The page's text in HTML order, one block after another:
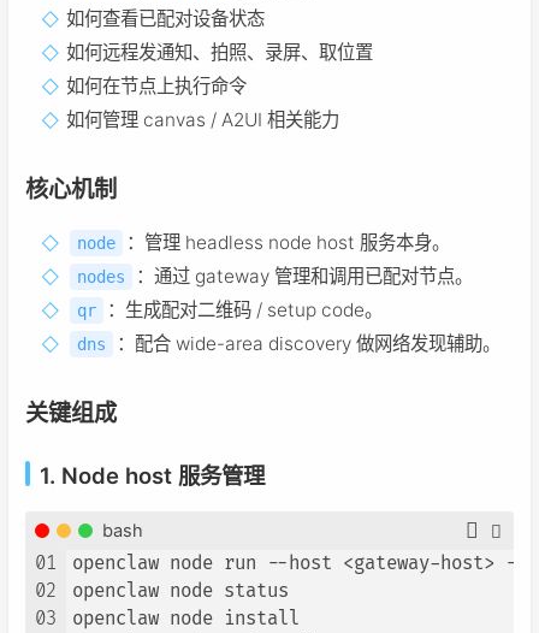
如何查看已配对设备状态
如何远程发通知、拍照、录屏、取位置
如何在节点上执行命令
如何管理 canvas / A2UI 相关能力
核心机制
node ：管理 headless node host 服务本身。
nodes ：通过 gateway 管理和调用已配对节点。
qr ：生成配对二维码 / setup code。
dns ：配合 wide-area discovery 做网络发现辅助。
关键组成
1. Node host 服务管理
bash
01
02
03
openclaw node run --host <gateway-host> --
openclaw node status
openclaw node install